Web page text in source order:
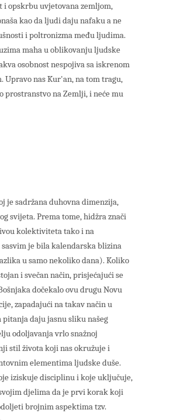
i opskrbu uvjetovana zemljom,
kao da ljudi daju nafaku a ne
i poltronizma među ljudima.
maha u oblikovanju ljudske
osobnost nespojiva sa iskrenom
nas Kur'an, na tom tragu,
prostranstvo na Zemlji, i neće mu
je sadržana duhovna dimenzija,
svijeta. Prema tome, hidžra znači
kolektiviteta tako i na
je bila kalendarska blizina
u samo nekoliko dana). Koliko
i svečan način, prisjećajući se
dočekalo ovu drugu Novu
zapadajući na takav način u
pitanja daju jasnu sliku našeg
odoljavanja vrlo snažnoj
stil života koji nas okružuje i
elementima ljudske duše.
iziskuje disciplinu i koje uključuje,
djelima da je prvi korak koji
brojnim aspektima tzv.